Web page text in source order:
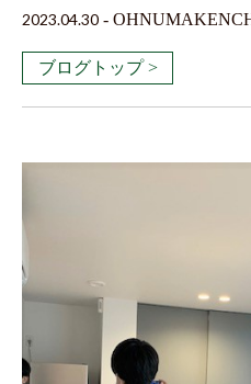
2023.04.30 -
ブログトップ >